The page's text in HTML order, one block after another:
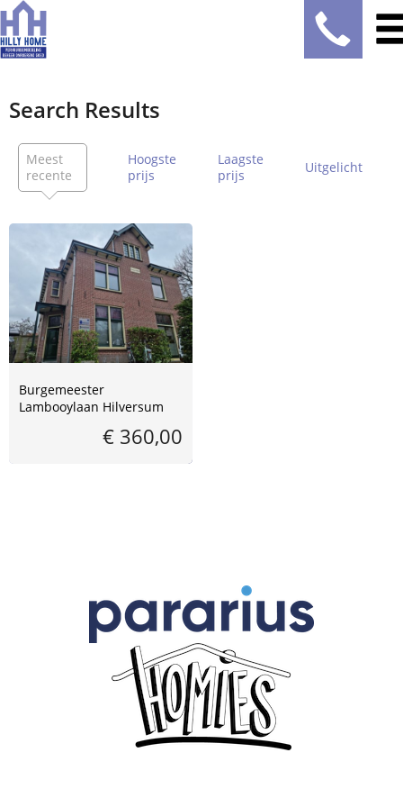
Search Results
Meest
recente
Hoogste
prijs
Laagste
prijs
Uitgelicht
Burgemeester
Lambooylaan Hilversum
€ 360,00